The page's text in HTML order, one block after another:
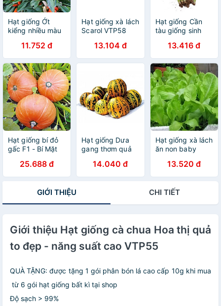
Hạt giống Ớt
kiểng nhiều màu
VTP8011.752 đ
Hạt giống xà lách
Scarol VTP58
13.104 đ
Hạt giống Cần
tàu giống sinh
mầm tốt VTP30
13.416 đ
Hạt giống bí đỏ
gấc F1 - Bí Mặt
25.688 đ
Hạt giống Dưa
gang thơm quả
14.040 đ
Hạt giống xà lách
ăn non baby
13.520 đ
GIỚI THIỆU CHI TIẾT
Giới thiệu Hạt giống cà chua Hoa thị quả
to đẹp - năng suất cao VTP55
QUÀ TẶNG: được tặng 1 gói phân bón lá cao cấp 10g khi mua
từ 6 gói hạt giống bất kì tại shop
Độ sạch > 99%